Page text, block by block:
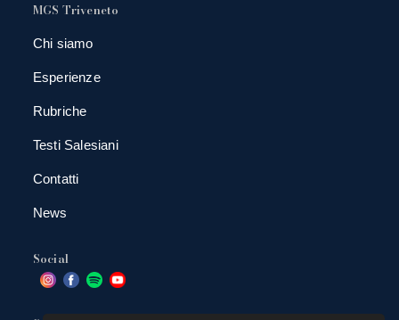
MGS Triveneto
Chi siamo
Esperienze
Rubriche
Testi Salesiani
Contatti
News
Social